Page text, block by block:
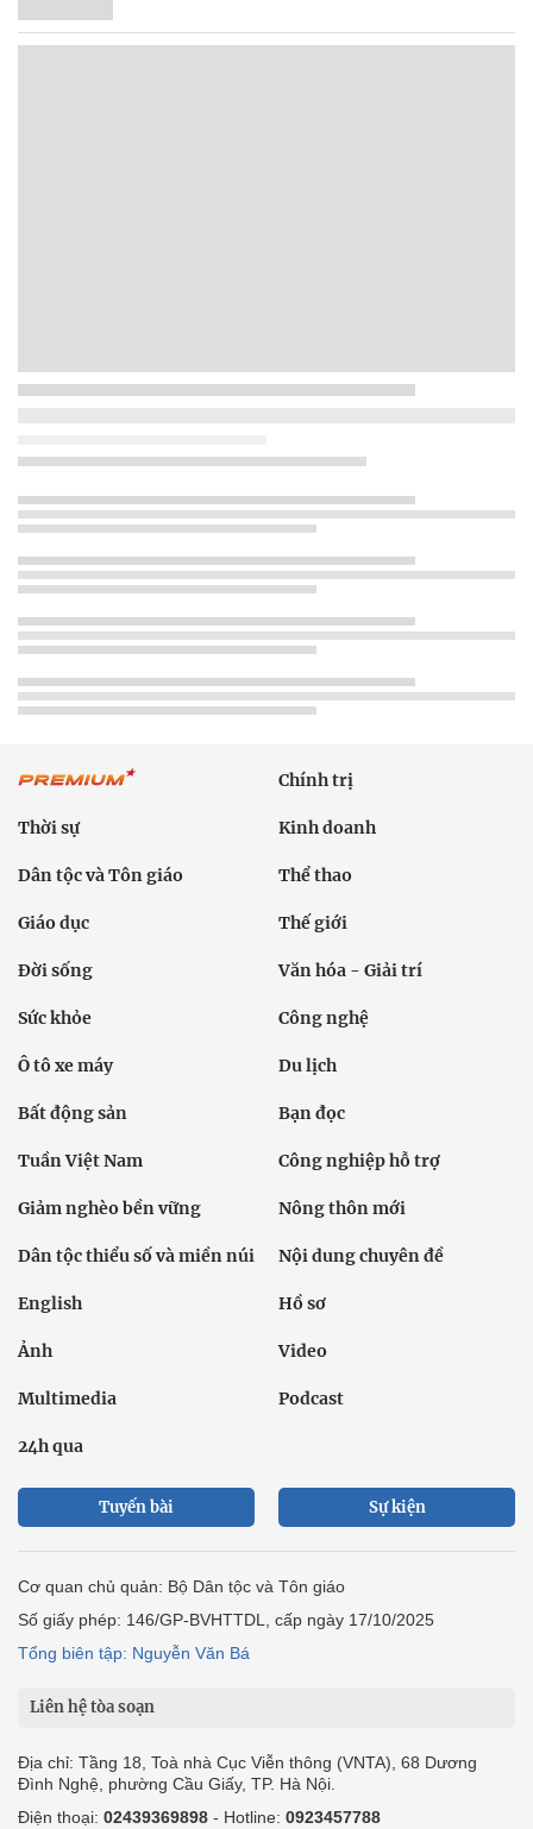
Chính trị
Thời sự Kinh doanh
Dân tộc và Tôn giáo Thể thao
Giáo dục Thế giới
Đời sống Văn hóa - Giải trí
Sức khỏe Công nghệ
Ô tô xe máy Du lịch
Bất động sản Bạn đọc
Tuần Việt Nam Công nghiệp hỗ trợ
Giảm nghèo bền vững Nông thôn mới
Dân tộc thiểu số và miền núi Nội dung chuyên đề
English Hồ sơ
Ảnh Video
Multimedia Podcast
24h qua
Tuyến bài Sự kiện
Cơ quan chủ quản: Bộ Dân tộc và Tôn giáo
Số giấy phép: 146/GP-BVHTTDL, cấp ngày 17/10/2025
Tổng biên tập: Nguyễn Văn Bá
Liên hệ tòa soạn
Địa chỉ: Tầng 18, Toà nhà Cục Viễn thông (VNTA), 68 Dương
Đình Nghệ, phường Cầu Giấy, TP. Hà Nội.
Điện thoại: 02439369898 - Hotline: 0923457788